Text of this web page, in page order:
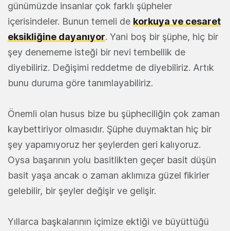
günümüzde insanlar çok farklı şüpheler
içerisindeler. Bunun temeli de korkuya ve cesaret
eksikliğine dayanıyor. Yani boş bir şüphe, hiç bir
şey denememe isteği bir nevi tembellik de
diyebiliriz. Değişimi reddetme de diyebiliriz. Artık
bunu duruma göre tanımlayabiliriz.
Önemli olan husus bize bu şüpheciliğin çok zaman
kaybettiriyor olmasıdır. Şüphe duymaktan hiç bir
şey yapamıyoruz her şeylerden geri kalıyoruz.
Oysa başarının yolu basitlikten geçer basit düşün
basit yaşa ancak o zaman aklımıza güzel fikirler
gelebilir, bir şeyler değişir ve gelişir.
Yıllarca başkalarının içimize ektiği ve büyüttüğü